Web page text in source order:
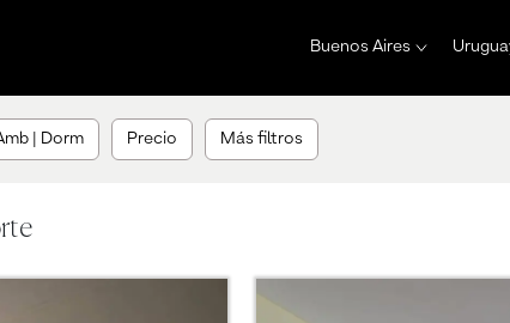
Buenos Aires
| Dorm Precio Más filtros